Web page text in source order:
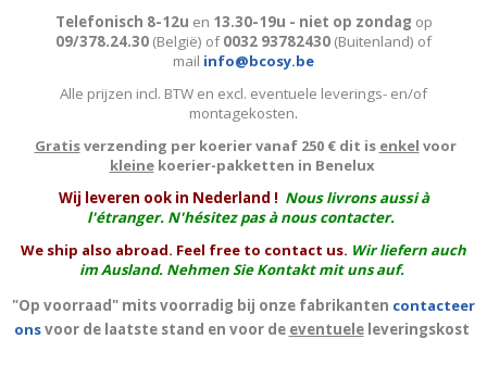
Telefonisch 8-12u en 13.30-19u - niet op zondag op
09/378.24.30 (België) of0032 93782430 (Buitenland) of
mail info@bcosy.be
Alle prijzen incl. BTW en excl. eventuele leverings- en/of
montagekosten.
Gratisverzending per koerier vanaf 250 € dit is enkel voor
kleinekoerier-pakketten in Benelux
Wij leveren ook in Nederland ! Nous livrons aussi à
l'étranger. N'hésitez pas à nous contacter.
We ship also abroad. Feel free to contact us. Wir liefern auch
im Ausland. Nehmen Sie Kontakt mit uns auf.
"Op voorraad" mits voorradig bij onze fabrikanten contacteer
onsvoor de laatste stand en voor de eventueleleveringskost